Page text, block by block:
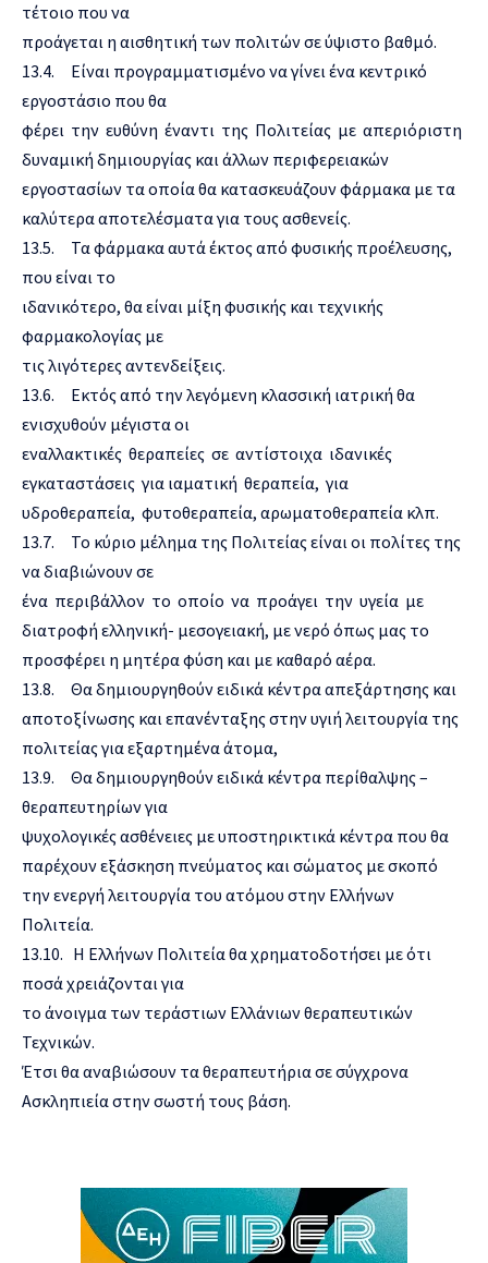
τέτοιο που να
προάγεται η αισθητική των πολιτών σε ύψιστο βαθμό.
13.4. Είναι προγραμματισμένο να γίνει ένα κεντρικό
εργοστάσιο που θα
φέρει την ευθύνη έναντι της Πολιτείας με απεριόριστη
δυναμική δημιουργίας και άλλων περιφερειακών
εργοστασίων τα οποία θα κατασκευάζουν φάρμακα με τα
καλύτερα αποτελέσματα για τους ασθενείς.
13.5. Τα φάρμακα αυτά έκτος από φυσικής προέλευσης,
που είναι το
ιδανικότερο, θα είναι μίξη φυσικής και τεχνικής
φαρμακολογίας με
τις λιγότερες αντενδείξεις.
13.6. Εκτός από την λεγόμενη κλασσική ιατρική θα
ενισχυθούν μέγιστα οι
εναλλακτικές θεραπείες σε αντίστοιχα ιδανικές
εγκαταστάσεις για ιαματική θεραπεία, για
υδροθεραπεία, φυτοθεραπεία, αρωματοθεραπεία κλπ.
13.7. Το κύριο μέλημα της Πολιτείας είναι οι πολίτες της
να διαβιώνουν σε
ένα περιβάλλον το οποίο να προάγει την υγεία με
διατροφή ελληνική- μεσογειακή, με νερό όπως μας το
προσφέρει η μητέρα φύση και με καθαρό αέρα.
13.8. Θα δημιουργηθούν ειδικά κέντρα απεξάρτησης και
αποτοξίνωσης και επανένταξης στην υγιή λειτουργία της
πολιτείας για εξαρτημένα άτομα,
13.9. Θα δημιουργηθούν ειδικά κέντρα περίθαλψης –
θεραπευτηρίων για
ψυχολογικές ασθένειες με υποστηρικτικά κέντρα που θα
παρέχουν εξάσκηση πνεύματος και σώματος με σκοπό
την ενεργή λειτουργία του ατόμου στην Ελλήνων
Πολιτεία.
13.10. Η Ελλήνων Πολιτεία θα χρηματοδοτήσει με ότι
ποσά χρειάζονται για
το άνοιγμα των τεράστιων Ελλάνιων θεραπευτικών
Τεχνικών.
Έτσι θα αναβιώσουν τα θεραπευτήρια σε σύγχρονα
Ασκληπιεία στην σωστή τους βάση.